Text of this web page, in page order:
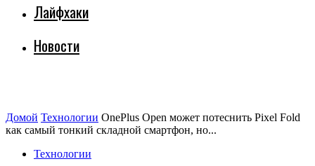
Лайфхаки
Новости
Домой Технологии OnePlus Open может потеснить Pixel Fold
как самый тонкий складной смартфон, но...
Технологии